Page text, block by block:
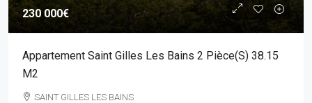
230 000€
Appartement Saint Gilles Les Bains 2 Pièce(s) 38.15
M2
SAINT GILLES LES BAINS